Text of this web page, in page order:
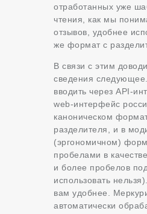
отработанных уже
чтения, как мы
отзывов, удобнее
же формат с
В связи с этим
сведения
вводить через API-
web-интерфейс
каноническом
разделителя, и в
(эргономичном)
пробелами в
и более пробелов
использовать
вам удобнее.
автоматически